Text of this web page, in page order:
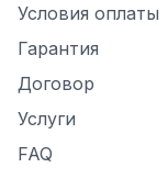
Условия оплаты
Гарантия
Договор
Услуги
FAQ